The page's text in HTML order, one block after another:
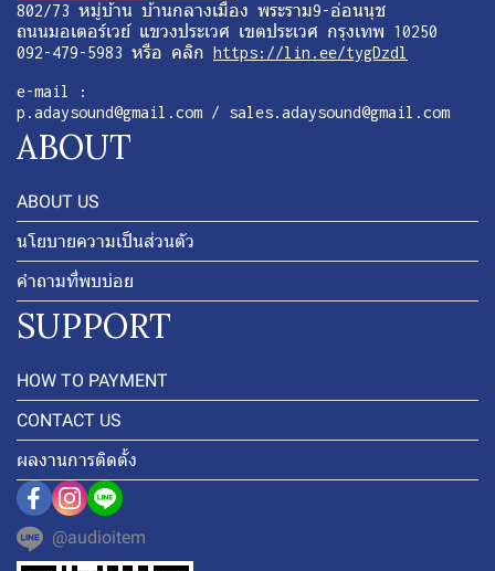
802/73 หมู่บ้าน บ้านกลางเมือง พระราม9-อ่อนนุช
ถนนมอเตอร์เวย์ แขวงประเวศ เขตประเวศ กรุงเทพ 10250
092-479-5983 หรือ คลิก https://lin.ee/tygDzdl
e-mail :
p.adaysound@gmail.com / sales.adaysound@gmail.com
ABOUT
ABOUT US
นโยบายความเป็นส่วนตัว
คำถามที่พบบ่อย
SUPPORT
HOW TO PAYMENT
CONTACT US
ผลงานการติดตั้ง
@audioitem